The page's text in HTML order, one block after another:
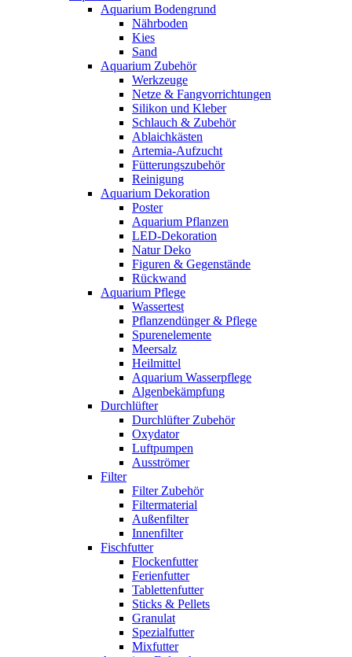
Aquarium Bodengrund
Nährboden
Kies
Sand
Aquarium Zubehör
Werkzeuge
Netze & Fangvorrichtungen
Silikon und Kleber
Schlauch & Zubehör
Ablaichkästen
Artemia-Aufzucht
Fütterungszubehör
Reinigung
Aquarium Dekoration
Poster
Aquarium Pflanzen
LED-Dekoration
Natur Deko
Figuren & Gegenstände
Rückwand
Aquarium Pflege
Wassertest
Pflanzendünger & Pflege
Spurenelemente
Meersalz
Heilmittel
Aquarium Wasserpflege
Algenbekämpfung
Durchlüfter
Durchlüfter Zubehör
Oxydator
Luftpumpen
Ausströmer
Filter
Filter Zubehör
Filtermaterial
Außenfilter
Innenfilter
Fischfutter
Flockenfutter
Ferienfutter
Tablettenfutter
Sticks & Pellets
Granulat
Spezialfutter
Mixfutter